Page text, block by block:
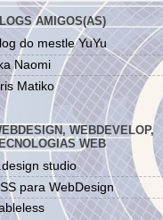
AMIGOS(AS)
do mestle YuYu
Naomi
Matiko
WEBDEVELOP,
WEB
studio
para WebDesign